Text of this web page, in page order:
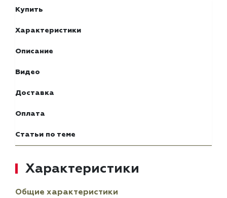
Купить
Характеристики
Описание
Видео
Доставка
Оплата
Статьи по теме
Характеристики
Общие характеристики